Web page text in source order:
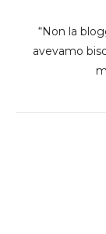
“Non la
avevamo